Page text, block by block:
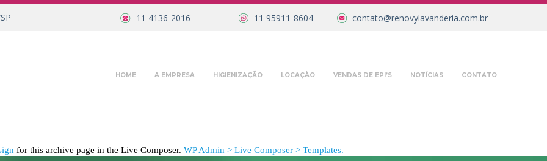
11 4136-2016 11 95911-8604 contato@renovylavanderia.com.br
HOME A EMPRESA HIGIENIZAÇÃO LOCAÇÃO VENDAS DE EPI’S NOTÍCIAS CONTATO
for this archive page in the Live Composer. WP Admin > Live Composer > Templates.